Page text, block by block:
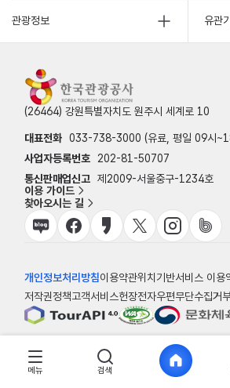
관광정보 유관
(26464) 강원특별자치도 원주시 세계로 10
대표전화 033-738-3000 (유료, 평일 09시
사업자등록번호
202-81-50707
통신판매업신고 제2009-서울중구-1234호
이용 가이드
찾아오시는 길
개인정보처리방침이용약관위치기반서비스 이용
저작권정책고객서비스헌장전자우편무단수집거
© 한국관광공사
메뉴 검색